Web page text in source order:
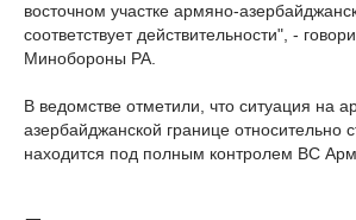
восточном участке армяно-
соответствует действительности", -
Минобороны РА.
В ведомстве отметили, что ситуация на
азербайджанской границе относительно
находится под полным контролем ВС